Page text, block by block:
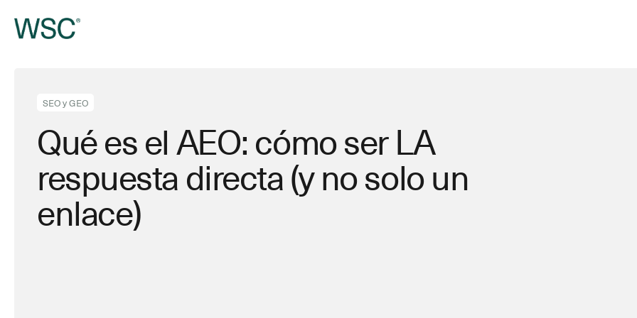
contenido
SEO y GEO
Qué es el AEO: cómo ser LA
respuesta directa (y no solo un
enlace)